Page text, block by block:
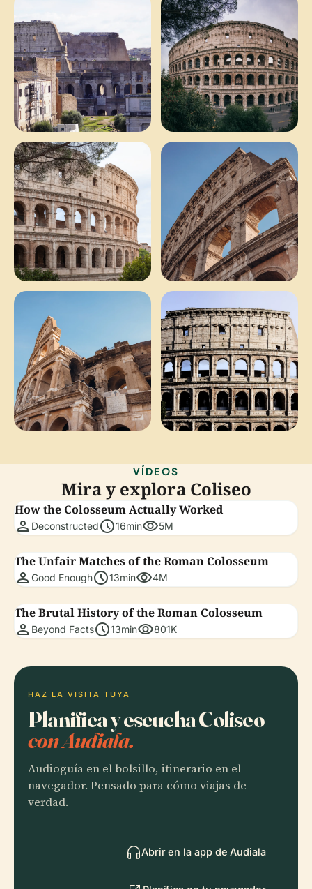
VÍDEOS
Mira y explora Coliseo
How the Colosseum Actually Worked
person Deconstructedschedule16minvisibility5M
The Unfair Matches of the Roman Colosseum
person Good Enoughschedule13minvisibility4M
The Brutal History of the Roman Colosseum
person Beyond Factsschedule13minvisibility801K
HAZ LA VISITA TUYA
Planifica y escucha Coliseo
con Audiala.
Audioguía en el bolsillo, itinerario en el
navegador. Pensado para cómo viajas de
verdad.
Abrir en la app de Audiala